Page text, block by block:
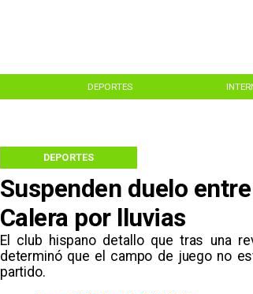
DEPORTES
Suspenden duelo
Calera por lluvias
El club hispano de​tallo que tras una
determinó que el campo de juego no
partido.
DEPORTES